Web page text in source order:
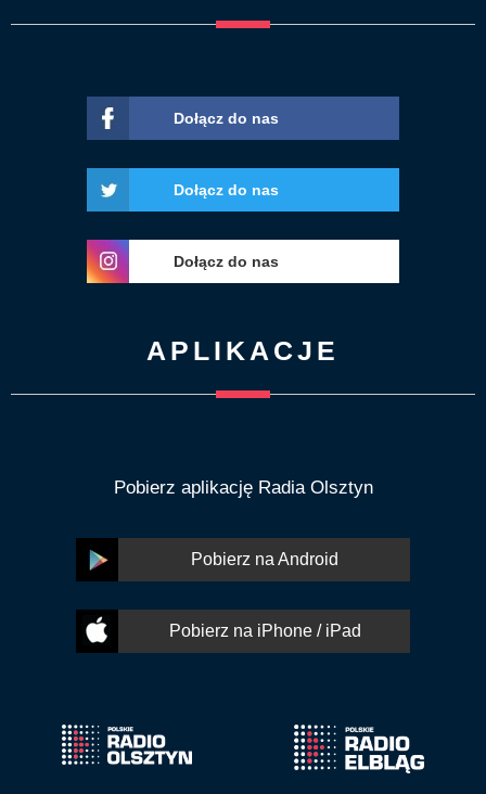
Dołącz do nas
Dołącz do nas
Dołącz do nas
APLIKACJE
Pobierz aplikację Radia Olsztyn
Pobierz na Android
Pobierz na iPhone / iPad